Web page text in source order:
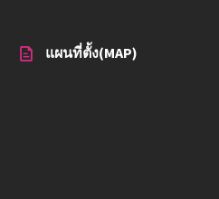
แผนที่ตั้ง(MAP)